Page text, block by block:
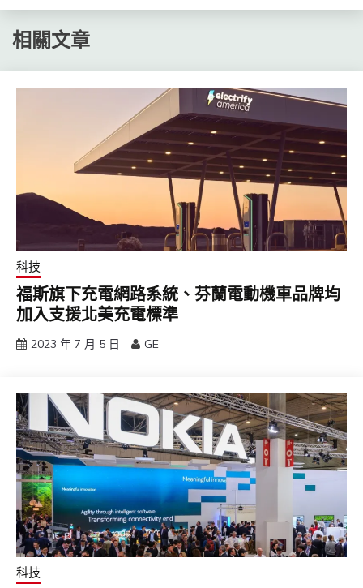
相關文章
科技
福斯旗下充電網路系統、芬蘭電動機車品牌均
加入支援北美充電標準
2023 年 7 月 5 日 GE
科技